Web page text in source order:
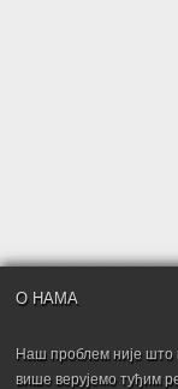
О НАМА
Наш проблем није што
више верујемо туђим